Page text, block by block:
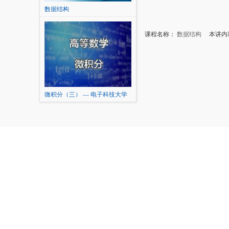
数据结构
微积分（三） — 电子科技大学
课程名称： 数据结构 本讲内